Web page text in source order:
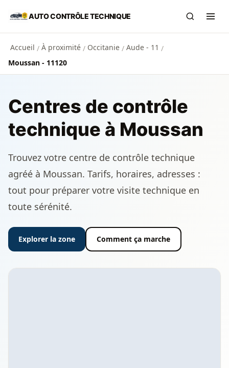
Aller au contenu principal
AUTO CONTRÔLE TECHNIQUE
Accueil / À proximité / Occitanie / Aude - 11 /
Moussan - 11120
Centres de contrôle
technique à Moussan
Trouvez votre centre de contrôle technique
agréé à Moussan. Tarifs, horaires, adresses :
tout pour préparer votre visite technique en
toute sérénité.
Explorer la zone Comment ça marche